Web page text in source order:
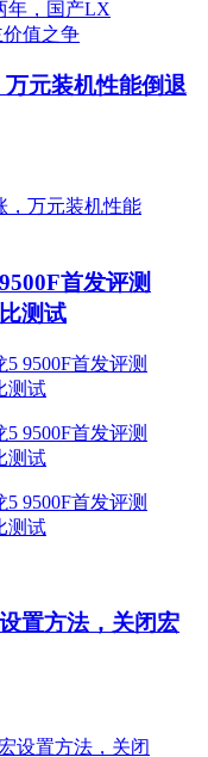
元装机性能倒退
首发评测
测试
置方法，关闭宏